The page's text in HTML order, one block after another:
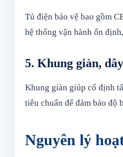
Tủ điện bảo vệ bao gồm
hệ thống vận hành ổn
5. Khung giàn,
Khung giàn giúp cố định
tiêu chuẩn để đảm bảo độ
Nguyên lý